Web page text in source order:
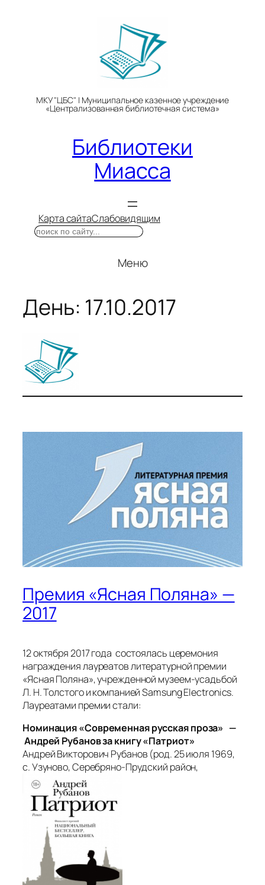
МКУ "ЦБС" | Муниципальное казенное учреждение
«Централизованная библиотечная система»
Библиотеки
Миасса
Карта сайтаСлабовидящим
Поиск
Меню
День: 17.10.2017
Премия «Ясная Поляна» —
2017
12 октября 2017 года состоялась церемония
награждения лауреатов литературной премии
«Ясная Поляна», учрежденной музеем-усадьбой
Л. Н. Толстого и компанией Samsung Electronics.
Лауреатами премии стали:
Номинация «Современная русская проза» —
Андрей Рубанов за книгу «Патриот»
Андрей Викторович Рубанов (род. 25 июля 1969,
с. Узуново, Серебряно-Прудский район,